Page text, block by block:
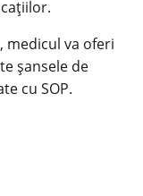
medicul va oferi
şansele de
cu SOP.